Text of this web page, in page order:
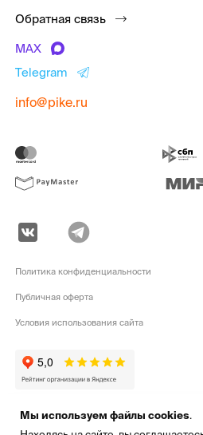
Обратная связь
MAX
Telegram
info@pike.ru
pike.ru © 2010 - 2026 |
Политика конфиденциальности
Публичная оферта
Условия использования сайта
Мы используем файлы cookies.